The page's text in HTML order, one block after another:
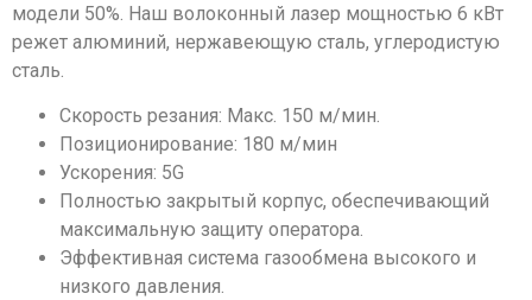
модели 50%. Наш волоконный лазер мощностью 6 кВт
режет алюминий, нержавеющую сталь, углеродистую
сталь.
Скорость резания: Макс. 150 м/мин.
Позиционирование: 180 м/мин
Ускорения: 5G
Полностью закрытый корпус, обеспечивающий
максимальную защиту оператора.
Эффективная система газообмена высокого и
низкого давления.